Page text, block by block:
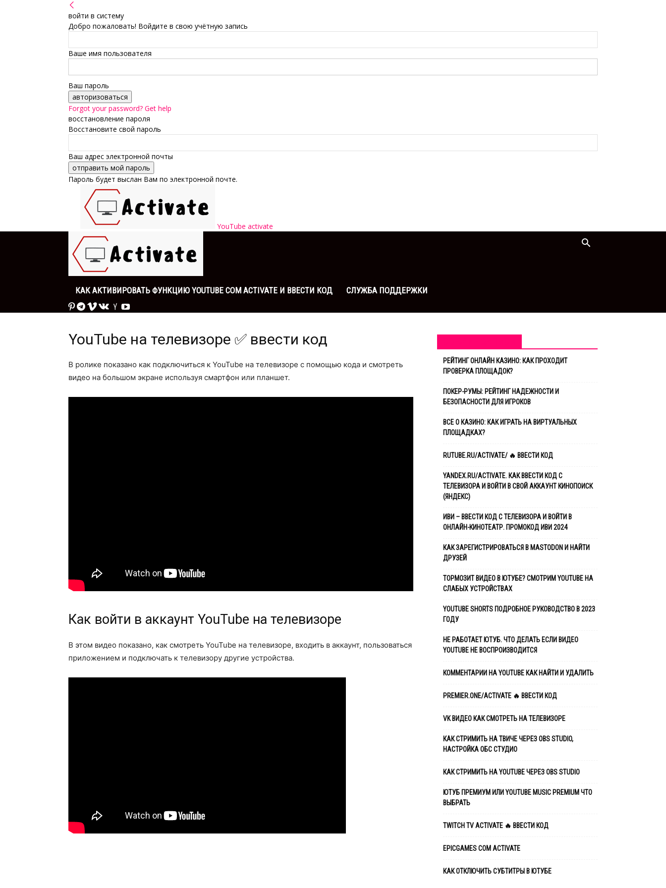
войти в систему
Добро пожаловать! Войдите в свою учётную запись
Ваше имя пользователя
Ваш пароль
Forgot your password? Get help
восстановление пароля
Восстановите свой пароль
Ваш адрес электронной почты
Пароль будет выслан Вам по электронной почте.
YouTube activate
КАК АКТИВИРОВАТЬ ФУНКЦИЮ YOUTUBE COM ACTIVATE И ВВЕСТИ КОД СЛУЖБА ПОДДЕРЖКИ
YouTube на телевизоре ✅ ввести код
В ролике показано как подключиться к YouTube на телевизоре с помощью кода и смотреть
видео на большом экране используя смартфон или планшет.
Как войти в аккаунт YouTube на телевизоре
В этом видео показано, как смотреть YouTube на телевизоре, входить в аккаунт, пользоваться
приложением и подключать к телевизору другие устройства.
РЕЙТИНГ ОНЛАЙН КАЗИНО: КАК ПРОХОДИТ
ПРОВЕРКА ПЛОЩАДОК?
ПОКЕР-РУМЫ: РЕЙТИНГ НАДЕЖНОСТИ И
БЕЗОПАСНОСТИ ДЛЯ ИГРОКОВ
ВСЕ О КАЗИНО: КАК ИГРАТЬ НА ВИРТУАЛЬНЫХ
ПЛОЩАДКАХ?
RUTUBE.RU/ACTIVATE/ 🔥 ВВЕСТИ КОД
YANDEX.RU/ACTIVATE. КАК ВВЕСТИ КОД С
ТЕЛЕВИЗОРА И ВОЙТИ В СВОЙ АККАУНТ КИНОПОИСК
(ЯНДЕКС)
ИВИ – ВВЕСТИ КОД С ТЕЛЕВИЗОРА И ВОЙТИ В
ОНЛАЙН-КИНОТЕАТР. ПРОМОКОД ИВИ 2024
КАК ЗАРЕГИСТРИРОВАТЬСЯ В MASTODON И НАЙТИ
ДРУЗЕЙ
ТОРМОЗИТ ВИДЕО В ЮТУБЕ? ​СМОТРИМ YOUTUBE НА
СЛАБЫХ УСТРОЙСТВАХ
YOUTUBE SHORTS ПОДРОБНОЕ РУКОВОДСТВО В 2023
ГОДУ
НЕ РАБОТАЕТ ЮТУБ. ЧТО ДЕЛАТЬ ЕСЛИ ВИДЕО
YOUTUBE НЕ ВОСПРОИЗВОДИТСЯ
КОММЕНТАРИИ НА YOUTUBE КАК НАЙТИ И УДАЛИТЬ
PREMIER.ONE/ACTIVATE 🔥 ВВЕСТИ КОД
VK ВИДЕО КАК СМОТРЕТЬ НА ТЕЛЕВИЗОРЕ
КАК СТРИМИТЬ НА ТВИЧЕ ЧЕРЕЗ OBS STUDIO,
НАСТРОЙКА ОБС СТУДИО
КАК СТРИМИТЬ НА YOUTUBE ЧЕРЕЗ OBS STUDIO
ЮТУБ ПРЕМИУМ ИЛИ YOUTUBE MUSIC PREMIUM ЧТО
ВЫБРАТЬ
TWITCH TV ACTIVATE 🔥 ВВЕСТИ КОД
EPICGAMES COM ACTIVATE
КАК ОТКЛЮЧИТЬ СУБТИТРЫ В ЮТУБЕ